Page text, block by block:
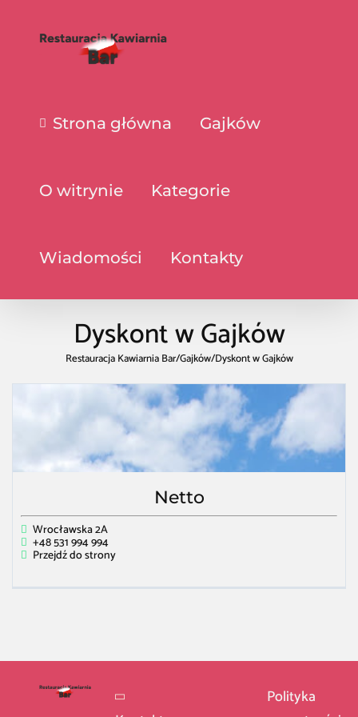
Strona główna Gajków
O witrynie Kategorie
Wiadomości Kontakty
Dyskont w Gajków
Restauracja Kawiarnia Bar/Gajków/Dyskont w Gajków
Netto
Wrocławska 2A
+48 531 994 994
Przejdź do strony
Polityka